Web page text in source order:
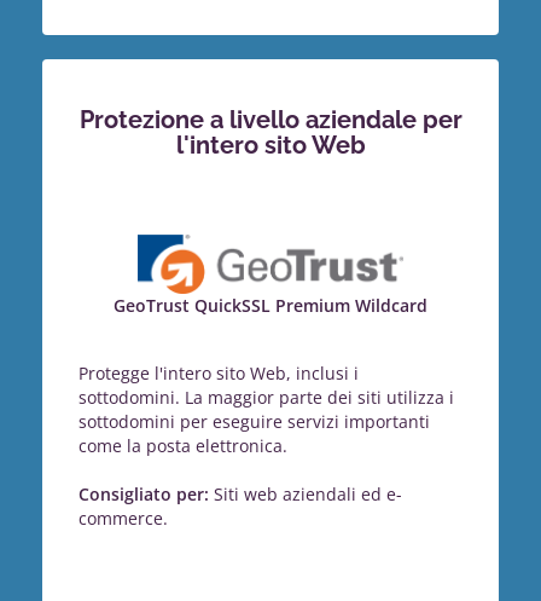
Protezione a livello aziendale per
l'intero sito Web
GeoTrust QuickSSL Premium Wildcard
Protegge l'intero sito Web, inclusi i
sottodomini. La maggior parte dei siti utilizza i
sottodomini per eseguire servizi importanti
come la posta elettronica.
Consigliato per: Siti web aziendali ed e-
commerce.